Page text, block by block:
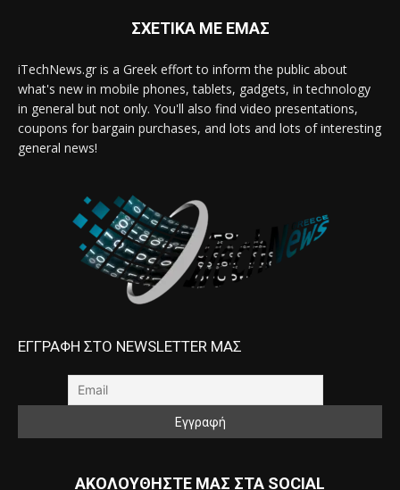
ΣΧΕΤΙΚΑ ΜΕ ΕΜΑΣ
iTechNews.gr is a Greek effort to inform the public about
what's new in mobile phones, tablets, gadgets, in technology
in general but not only. You'll also find video presentations,
coupons for bargain purchases, and lots and lots of interesting
general news!
ΕΓΓΡΑΦΗ ΣΤΟ NEWSLETTER ΜΑΣ
ΑΚΟΛΟΥΘΗΣΤΕ ΜΑΣ ΣΤΑ SOCIAL